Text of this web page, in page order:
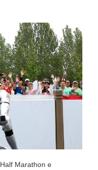
Marathon e